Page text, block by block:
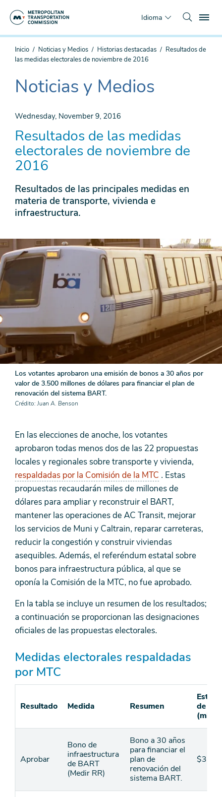
Idioma
Estás
aquí
Inicio Noticias y Medios Historias destacadas
Resultados de
las medidas electorales de noviembre de 2016
The
current
is
Noticias y Medios
Wednesday, November 9, 2016
Resultados de las medidas
electorales de noviembre de
2016
Resultados de las principales medidas en
materia de transporte, vivienda e
infraestructura.
Los votantes aprobaron una emisión de bonos a 30 años por
valor de 3.500 millones de dólares para financiar el plan de
renovación del sistema BART.
Crédito Juan A. Benson
En las elecciones de anoche, los votantes
aprobaron todas menos dos de las 22 propuestas
locales y regionales sobre transporte y vivienda,
respaldadas por la Comisión de la MTC . Estas
propuestas recaudarán miles de millones de
dólares para ampliar y reconstruir el BART,
mantener las operaciones de AC Transit, mejorar
los servicios de Muni y Caltrain, reparar carreteras,
reducir la congestión y construir viviendas
asequibles. Además, el referéndum estatal sobre
bonos para infraestructura pública, al que se
oponía la Comisión de la MTC, no fue aprobado.
En la tabla se incluye un resumen de los resultados;
a continuación se proporcionan las designaciones
oficiales de las propuestas electorales.
Medidas electorales respaldadas
por MTC
Resultado Medida Resumen
de
Aprobar
Bono de
infraestructura
de BART
(Medir RR)
Bono a 30 años
para financiar el
plan de
renovación del
sistema BART.